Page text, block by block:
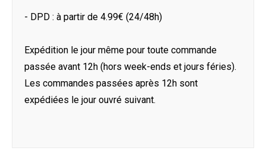
- DPD : à partir de 4.99€ (24/48h)
Expédition le jour même pour toute commande
passée avant 12h (hors week-ends et jours féries).
Les commandes passées après 12h sont
expédiées le jour ouvré suivant.